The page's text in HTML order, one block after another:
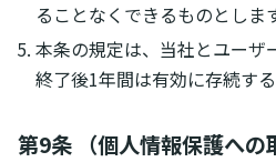
ることなくできるものとしま
本条の規定は、当社とユーザ
終了後1年間は有効に存続する
第9条 （個人情報保護への